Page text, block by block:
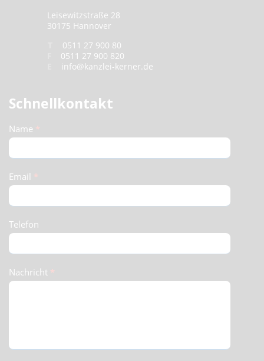
Leisewitzstraße 28
30175 Hannover
0511 27 900 80
0511 27 900 820
info@kanzlei-kerner.de
Schnellkontakt
Schnellkontakt
(Footer)
Name *
Email *
Telefon
Nachricht *